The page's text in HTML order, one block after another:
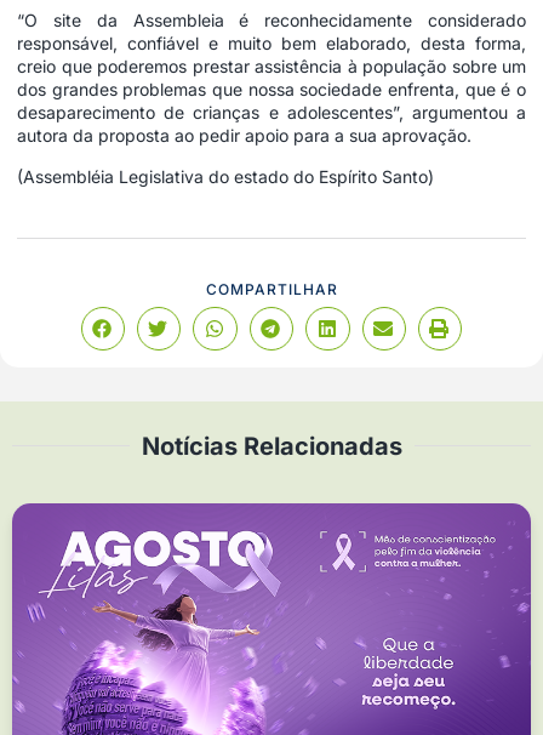
“O site da Assembleia é reconhecidamente considerado
responsável, confiável e muito bem elaborado, desta forma,
creio que poderemos prestar assistência à população sobre um
dos grandes problemas que nossa sociedade enfrenta, que é o
desaparecimento de crianças e adolescentes”, argumentou a
autora da proposta ao pedir apoio para a sua aprovação.
(Assembléia Legislativa do estado do Espírito Santo)
COMPARTILHAR
Notícias Relacionadas